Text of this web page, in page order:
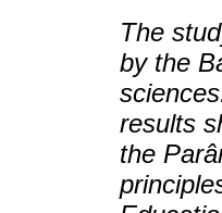
The
by the
results
the